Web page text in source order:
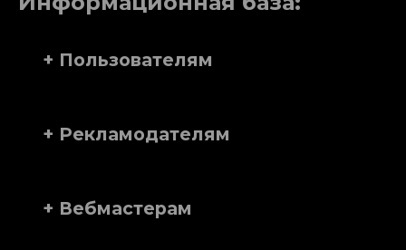
+ Пользователям
+ Рекламодателям
+ Вебмастерам